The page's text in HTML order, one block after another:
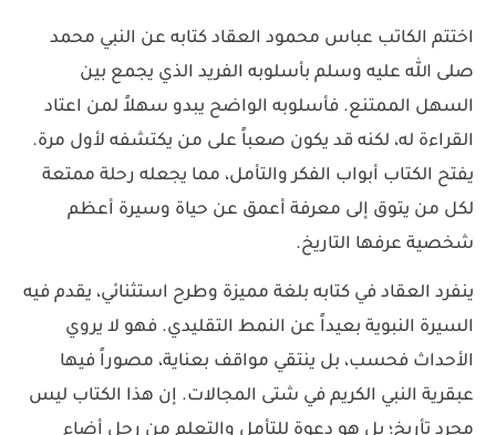
اختتم الكاتب عباس محمود العقاد كتابه عن النبي محمد
صلى الله عليه وسلم بأسلوبه الفريد الذي يجمع بين
السهل الممتنع. فأسلوبه الواضح يبدو سهلاً لمن اعتاد
القراءة له، لكنه قد يكون صعباً على من يكتشفه لأول مرة.
يفتح الكتاب أبواب الفكر والتأمل، مما يجعله رحلة ممتعة
لكل من يتوق إلى معرفة أعمق عن حياة وسيرة أعظم
شخصية عرفها التاريخ.
ينفرد العقاد في كتابه بلغة مميزة وطرح استثنائي، يقدم فيه
السيرة النبوية بعيداً عن النمط التقليدي. فهو لا يروي
الأحداث فحسب، بل ينتقي مواقف بعناية، مصوراً فيها
عبقرية النبي الكريم في شتى المجالات. إن هذا الكتاب ليس
مجرد تأريخ؛ بل هو دعوة للتأمل والتعلم من رجل أضاء